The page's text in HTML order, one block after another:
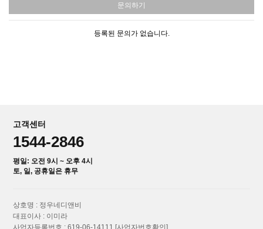
문의하기
등록된 문의가 없습니다.
고객센터
1544-2846
평일: 오전 9시 ~ 오후 4시
토, 일, 공휴일은 휴무
상호명 : 정우네디앤비
대표이사 : 이미라
사업자등록번호 : 619-06-14111 [사업자번호확인]